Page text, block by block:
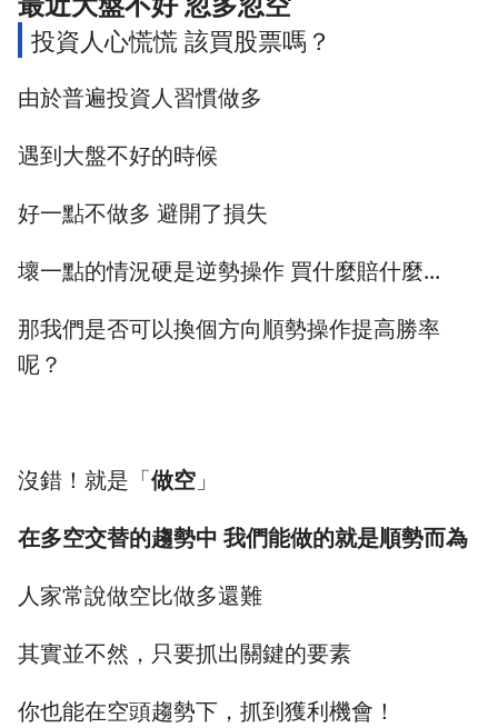
投資人心慌慌 該買股票嗎？
由於普遍投資人習慣做多
遇到大盤不好的時候
好一點不做多 避開了損失
壞一點的情況硬是逆勢操作 買什麼賠什麼...
那我們是否可以換個方向順勢操作提高勝率
呢？
沒錯！就是「做空 」
在多空交替的趨勢中 我們能做的就是順勢而為
人家常說做空比做多還難
其實並不然，只要抓出關鍵的要素
你也能在空頭趨勢下，抓到獲利機會！